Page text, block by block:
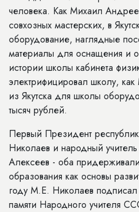
человека. Как Михаил
совхозных мастерских, в
оборудование, наглядные
материалы для оснащения и
истории школы кабинета
электрифицировал школу,
из Якутска для школы
тысяч рублей.
Первый Президент
Николаев и народный
Алексеев - оба
образования как основы
году М.Е. Николаев подписал
памяти Народного учителя